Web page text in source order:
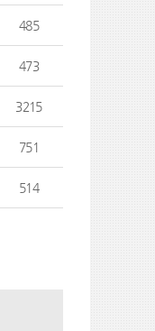
485
473
3215
751
514